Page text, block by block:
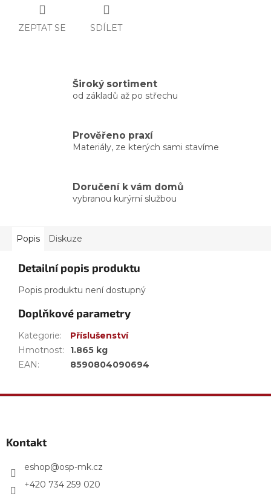
ZEPTAT SE SDÍLET
Široký sortiment
od základů až po střechu
Prověřeno praxí
Materiály, ze kterých sami stavíme
Doručení k vám domů
vybranou kurýrní službou
Popis Diskuze
Detailní popis produktu
Popis produktu není dostupný
Doplňkové parametry
Kategorie:
Příslušenství
Hmotnost:
1.865 kg
EAN: 8590804090694
Kontakt
eshop@osp-mk.cz
+420 734 259 020